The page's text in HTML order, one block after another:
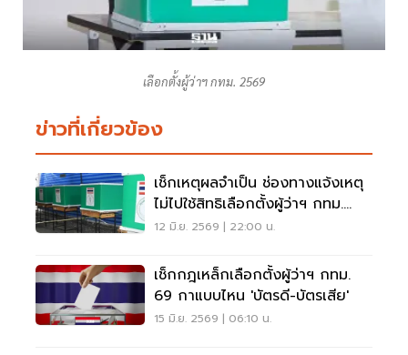
เลือกตั้งผู้ว่าฯ กทม. 2569
ข่าวที่เกี่ยวข้อง
เช็กเหตุผลจำเป็น ช่องทางแจ้งเหตุ
ไม่ไปใช้สิทธิเลือกตั้งผู้ว่าฯ กทม.
2569
12 มิ.ย. 2569 | 22:00 น.
เช็กกฎเหล็กเลือกตั้งผู้ว่าฯ กทม.
69 กาแบบไหน 'บัตรดี-บัตรเสีย'
15 มิ.ย. 2569 | 06:10 น.